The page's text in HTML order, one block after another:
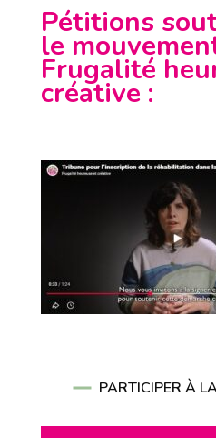
Pétitions
le
Frugalité
créative :
PARTICIPER À